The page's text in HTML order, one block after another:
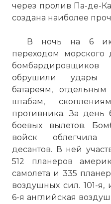
через пролив Па-де-
создана наиболее
В ночь на 6
переходом морского
обрушили удары
батареям,
штабам,
противника. За день
боевых вылетов.
войск облегчила
десантов. В ней
512 планеров
самолета и 335
воздушных сил. 101-
6-я английская
и 26 мм брони лба
Фото статьи: